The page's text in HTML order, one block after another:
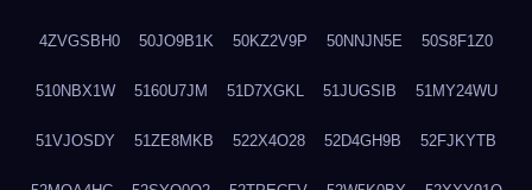
4ZVGSBH0 50JO9B1K 50KZ2V9P 50NNJN5E 50S8F1Z0
510NBX1W 5160U7JM 51D7XGKL 51JUGSIB 51MY24WU
51VJOSDY 51ZE8MKB 522X4O28 52D4GH9B 52FJKYTB